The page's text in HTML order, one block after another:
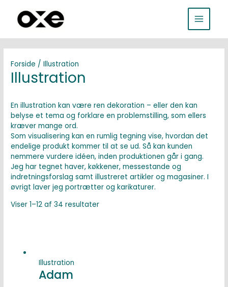
indholdet
MAIN
MENU
Forside / Illustration
Illustration
En illustration kan være ren dekoration – eller den kan
belyse et tema og forklare en problemstilling, som ellers
kræver mange ord.
Som visualisering kan en rumlig tegning vise, hvordan det
endelige produkt kommer til at se ud. Så kan kunden
nemmere vurdere idéen, inden produktionen går i gang.
Jeg har tegnet haver, køkkener, messestande og
indretningsforslag samt illustreret artikler og magasiner. I
øvrigt laver jeg portrætter og karikaturer.
Viser 1–12 af 34 resultater
Illustration
Adam